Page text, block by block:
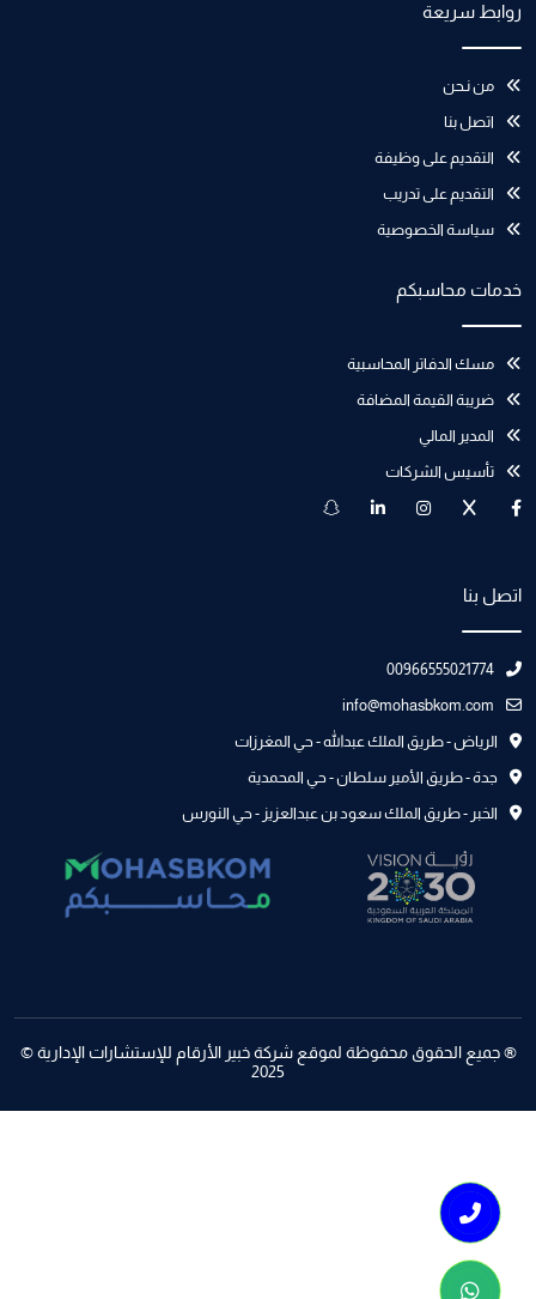
روابط سريعة
من نـحن
اتصل بنا
التقديم على وظيفة
التقديم على تدريب
سياسة الخصوصية
خدمات محاسبكم
مسك الدفاتر المحاسبية
ضريبة القيمة المضافة
المدير المالي
تأسيس الشركات
اتصل بنا
00966555021774
info@mohasbkom.com
الرياض - طريق الملك عبدالله - حي المغرزات
جدة - طريق الأمير سلطان - حي المحمدية
الخبر - طريق الملك سعود بن عبدالعزيز - حي النورس
® جميع الحقوق محفوظة لموقع شركة خبير الأرقام للإستشارات الإدارية ©
2025